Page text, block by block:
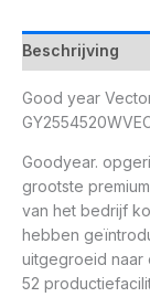
Beschrijving
Good year
Goodyear.
grootste
van het bedrijf
hebben
uitgegroeid naar
52